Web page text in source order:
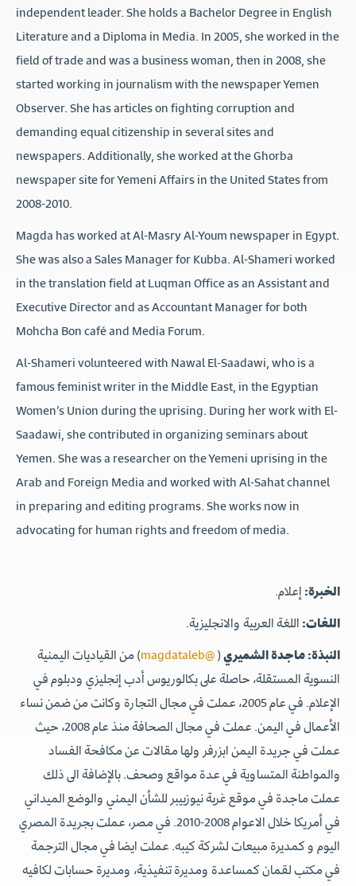
independent leader. She holds a Bachelor Degree in English
Literature and a Diploma in Media. In 2005, she worked in the
field of trade and was a business woman, then in 2008, she
started working in journalism with the newspaper Yemen
Observer. She has articles on fighting corruption and
demanding equal citizenship in several sites and
newspapers. Additionally, she worked at the Ghorba
newspaper site for Yemeni Affairs in the United States from
2008-2010.
Magda has worked at Al-Masry Al-Youm newspaper in Egypt.
She was also a Sales Manager for Kubba. Al-Shameri worked
in the translation field at Luqman Office as an Assistant and
Executive Director and as Accountant Manager for both
Mohcha Bon café and Media Forum.
Al-Shameri volunteered with Nawal El-Saadawi, who is a
famous feminist writer in the Middle East, in the Egyptian
Women’s Union during the uprising. During her work with El-
Saadawi, she contributed in organizing seminars about
Yemen. She was a researcher on the Yemeni uprising in the
Arab and Foreign Media and worked with Al-Sahat channel
in preparing and editing programs. She works now in
advocating for human rights and freedom of media.
الخبرة:إعلام.
اللغات:اللغة العربية والانجليزية.
النبذة: ماجدة الشميري(
@magdataleb
) من القياديات اليمنية
النسوية المستقلة، حاصلة على بكالوريوس أدب إنجليزي ودبلوم في
الإعلام. في عام 2005، عملت في مجال التجارة وكانت من ضمن نساء
الأعمال في اليمن. عملت في مجال الصحافة منذ عام 2008، حيث
عملت في جريدة اليمن ابزرفر ولها مقالات عن مكافحة الفساد
والمواطنة المتساوية في عدة مواقع وصحف. بالإضافة الى ذلك
عملت ماجدة في موقع غربة نيوزبيبر للشأن اليمني والوضع الميداني
في أمريكا خلال الاعوام 2008-2010. في مصر، عملت بجريدة المصري
اليوم و كمديرة مبيعات لشركة كيبه. عملت ايضا في مجال الترجمة
في مكتب لقمان كمساعدة ومديرة تنفيذية، ومديرة حسابات لكافيه